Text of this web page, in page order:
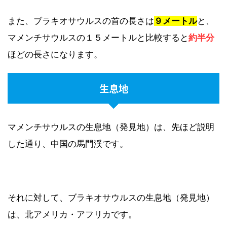
また、ブラキオサウルスの首の長さは ９メートルと、
マメンチサウルスの１５メートルと比較すると約半分
ほどの長さになります。
生息地
マメンチサウルスの生息地（発見地）は、先ほど説明
した通り、中国の馬門渓です。
それに対して、ブラキオサウルスの生息地（発見地）
は、北アメリカ・アフリカです。